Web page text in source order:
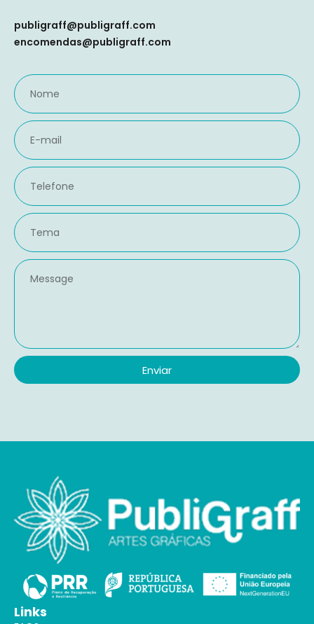
publigraff@publigraff.com
encomendas@publigraff.com
Enviar
Links